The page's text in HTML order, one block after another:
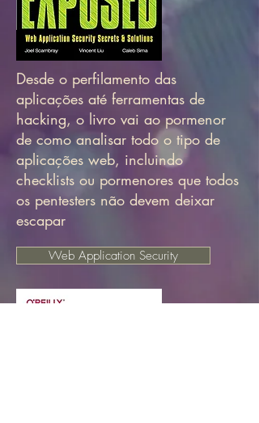
Desde o perfilamento das
aplicações até ferramentas de
hacking, o livro vai ao pormenor
de como analisar todo o tipo de
aplicações web, incluindo
checklists ou pormenores que todos
os pentesters não devem deixar
escapar
Web Application Security